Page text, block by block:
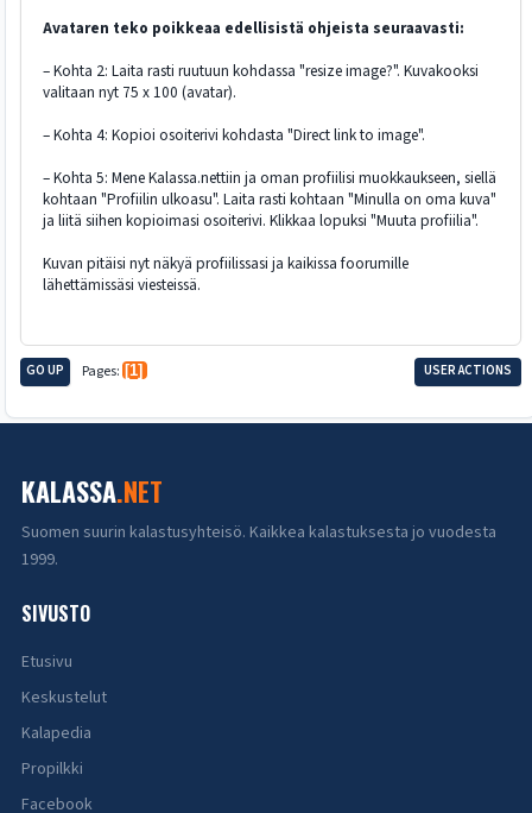
Avataren teko poikkeaa edellisistä ohjeista seuraavasti:
– Kohta 2: Laita rasti ruutuun kohdassa "resize image?". Kuvakooksi
valitaan nyt 75 x 100 (avatar).
– Kohta 4: Kopioi osoiterivi kohdasta "Direct link to image".
– Kohta 5: Mene Kalassa.nettiin ja oman profiilisi muokkaukseen, siellä
kohtaan "Profiilin ulkoasu". Laita rasti kohtaan "Minulla on oma kuva"
ja liitä siihen kopioimasi osoiterivi. Klikkaa lopuksi "Muuta profiilia".
Kuvan pitäisi nyt näkyä profiilissasi ja kaikissa foorumille
lähettämissäsi viesteissä.
GO UP Pages 1 USER ACTIONS
KALASSA.NET
Suomen suurin kalastusyhteisö. Kaikkea kalastuksesta jo vuodesta
1999.
SIVUSTO
Etusivu
Keskustelut
Kalapedia
Propilkki
Facebook